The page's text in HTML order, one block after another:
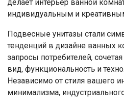
делает интерьер ванной
индивидуальным и
Подвесные унитазы стали
тенденций в дизайне ванных
запросы потребителей,
вид, функциональность и
Независимо от стиля вашего
минимализма,